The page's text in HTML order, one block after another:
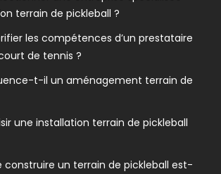
terrain de pickleball ?
les compétences d’un prestataire
de tennis ?
t-il un aménagement terrain de
une installation terrain de pickleball
construire un terrain de pickleball est-